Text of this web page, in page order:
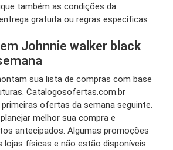
também as condições da
gratuita ou regras específicas
Johnnie walker black
sua lista de compras com base
Catalogosofertas.com.br
ofertas da semana seguinte.
melhor sua compra e
antecipados. Algumas promoções
lojas físicas e não estão disponíveis